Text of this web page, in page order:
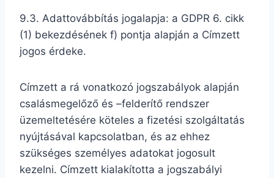
9.3. Adattovábbítás jogalapja: a GDPR 6. cikk
(1) bekezdésének f) pontja alapján a Címzett
jogos érdeke.
Címzett a rá vonatkozó jogszabályok alapján
csalásmegelőző és –felderítő rendszer
üzemeltetésére köteles a fizetési szolgáltatás
nyújtásával kapcsolatban, és az ehhez
szükséges személyes adatokat jogosult
kezelni. Címzett kialakította a jogszabályi